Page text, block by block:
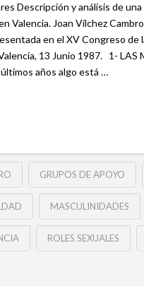
Descripción y análisis de
Valencia. Joan Vílchez
en el XV Congreso de
13 Junio 1987. 1-
años algo está …
GRUPOS DE APOYO
MASCULINIDADES
ROLES SEXUALES